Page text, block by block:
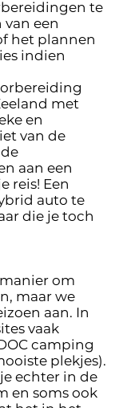
te
een
het plannen
indien
met
en
van de
aan een
reis! Een
auto te
die je toch
om
maar we
aan. In
vaak
camping
plekjes).
echter in de
en soms ook